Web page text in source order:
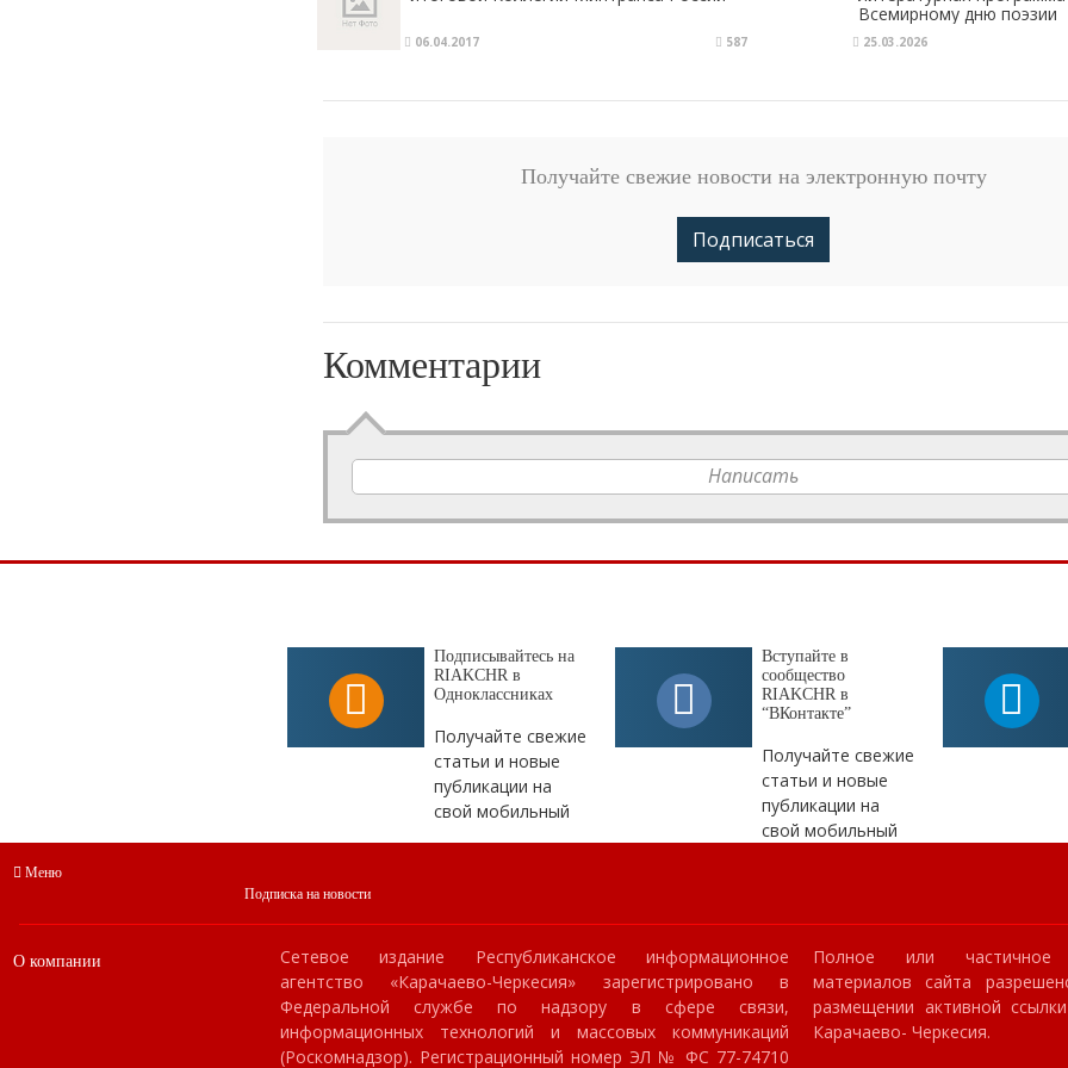
06.04.2017 587
Всемирному дню поэзии
25.03.2026
Получайте свежие новости на электронную почту
Подписаться
Комментарии
Написать
Подписывайтесь на
RIAKCHR в
Одноклассниках
Получайте свежие
статьи и новые
публикации на
свой мобильный
Вступайте в
сообщество
RIAKCHR в
“ВКонтакте”
Получайте свежие
статьи и новые
публикации на
свой мобильный
Меню
Подписка на новости
О компании
Сетевое издание Республиканское информационное
агентство «Карачаево-Черкесия» зарегистрировано в
Федеральной службе по надзору в сфере связи,
информационных технологий и массовых коммуникаций
(Роскомнадзор). Регистрационный номер ЭЛ № ФС 77-74710
Полное или частичное
материалов сайта
размещении активной
Карачаево- Черкесия.